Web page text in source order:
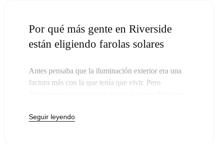
Por qué más gente en Riverside
están eligiendo farolas solares
Antes pensaba que la iluminación exterior era una
factura más con la que tenía que vivir. Pero
verdad es que tiene sentido. Una vez que compras
Seguir leyendo